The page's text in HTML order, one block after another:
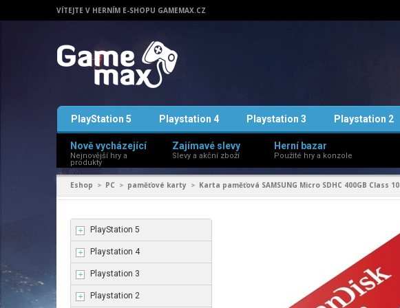
VÍTEJTE V HERNÍM E-SHOPU GAMEMAX.CZ
PlayStation 5 Playstation 4 Playstation 3 Playstation 2
Nově vycházející
Nejnovější hry a
produkty
Zajímavé slevy
Slevy a akční zboží
Herní bazar
Použité hry a konzole
Eshop > PC > paměťové karty > Karta paměťová SAMSUNG Micro SDHC 400GB Class 10
PlayStation 5
Playstation 4
Playstation 3
Playstation 2